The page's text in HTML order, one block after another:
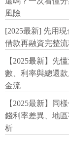
風險
[2025最新] 先用
借款再融資完整
【2025最新】先
數、利率與總還
金流
【2025最新】同
錢利率差異、地
析